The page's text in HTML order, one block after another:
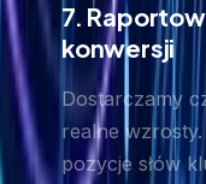
7.
konwersji
Dostarczamy
realne
pozycje słów